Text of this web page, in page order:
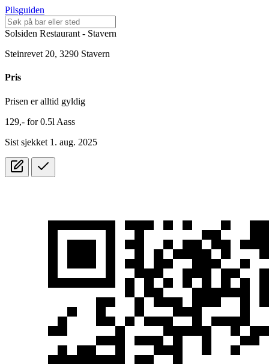
Pilsguiden
Solsiden Restaurant - Stavern
Steinrevet 20, 3290 Stavern
Pris
Prisen er alltid gyldig
129,- for0.5l Aass
Sist sjekket 1. aug. 2025